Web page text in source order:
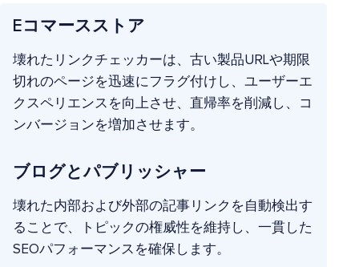
Eコマースストア
壊れたリンクチェッカーは、古い製品URLや期限
切れのページを迅速にフラグ付けし、ユーザーエ
クスペリエンスを向上させ、直帰率を削減し、コ
ンバージョンを増加させます。
ブログとパブリッシャー
壊れた内部および外部の記事リンクを自動検出す
ることで、トピックの権威性を維持し、一貫した
SEOパフォーマンスを確保します。